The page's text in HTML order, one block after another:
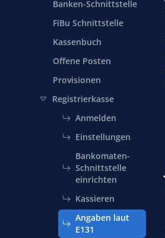
Banken-Schnittstelle
FiBu Schnittstelle
Kassenbuch
Offene Posten
Provisionen
Registrierkasse
Anmelden
Einstellungen
Bankomaten-
Schnittstelle
einrichten
Kassieren
Angaben laut
E131